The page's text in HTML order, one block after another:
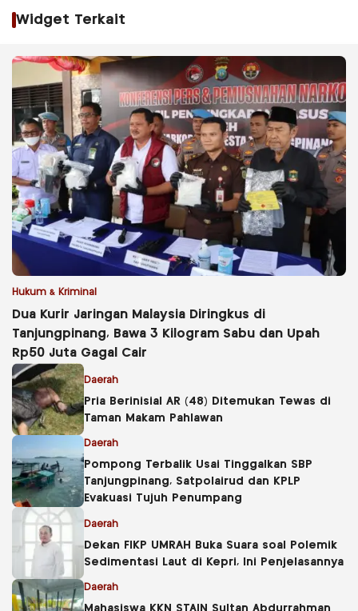
Widget Terkait
Hukum & Kriminal
Dua Kurir Jaringan Malaysia Diringkus di
Tanjungpinang, Bawa 3 Kilogram Sabu dan Upah
Rp50 Juta Gagal Cair
Daerah
Pria Berinisial AR (48) Ditemukan Tewas di
Taman Makam Pahlawan
Daerah
Pompong Terbalik Usai Tinggalkan SBP
Tanjungpinang, Satpolairud dan KPLP
Evakuasi Tujuh Penumpang
Daerah
Dekan FIKP UMRAH Buka Suara soal Polemik
Sedimentasi Laut di Kepri, Ini Penjelasannya
Daerah